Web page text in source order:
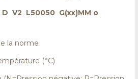
V2 L50050 G(xx)MM o
la norme
(°C)